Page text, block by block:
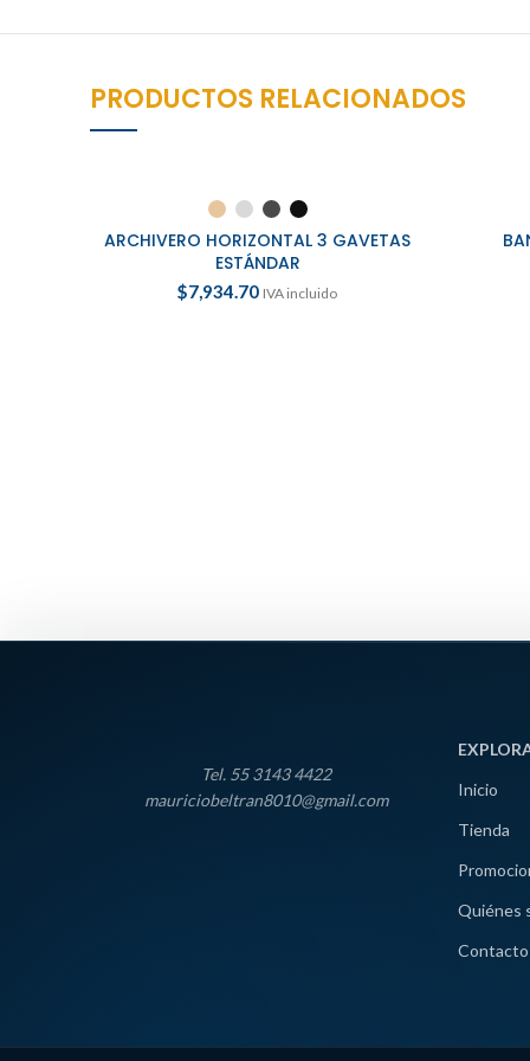
PRODUCTOS RELACIONADOS
SELECCIONAR OPCIONES
ARCHIVERO HORIZONTAL 3 GAVETAS
ESTÁNDAR
$7,934.70 IVA incluido
Tel. 55 3143 4422
mauriciobeltran8010@gmail.com
Inicio
Tienda
Quiénes
Contacto